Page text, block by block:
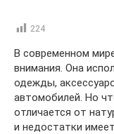
224
В современном
внимания. Она
одежды,
автомобилей. Но
отличается от
и недостатки